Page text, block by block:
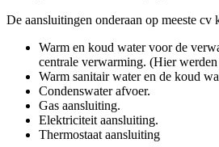
De aansluitingen onderaan op meeste cv
Warm en koud water voor de
centrale verwarming. (Hier werden
Warm sanitair water en de koud
Condenswater afvoer.
Gas aansluiting.
Elektriciteit aansluiting.
Thermostaat aansluiting